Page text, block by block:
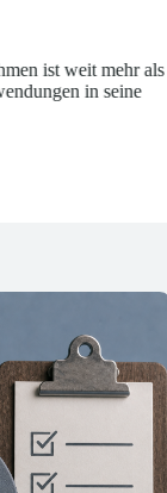
Jahren eine
der Finanz-